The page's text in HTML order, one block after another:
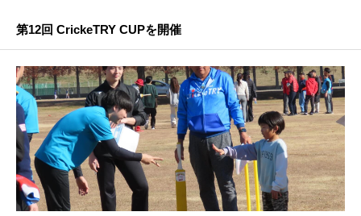
第12回 CrickeTRY CUPを開催